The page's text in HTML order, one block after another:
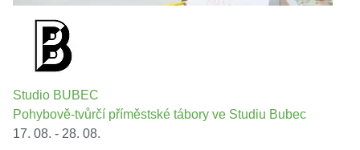
Studio BUBEC
Pohybově-tvůrčí příměstské tábory ve Studiu Bubec
17. 08. - 28. 08.